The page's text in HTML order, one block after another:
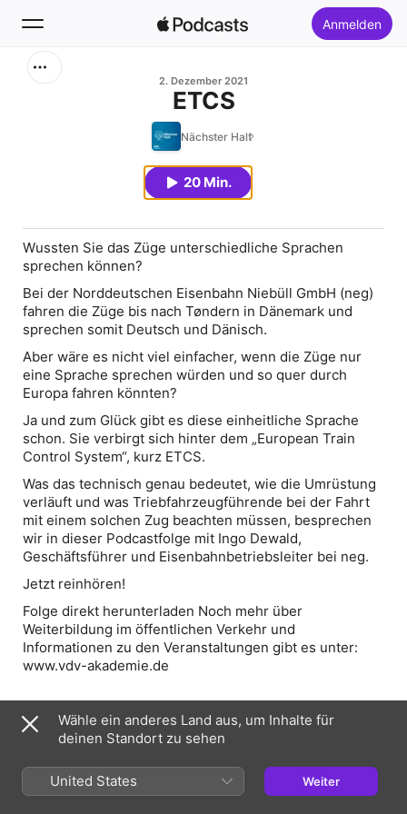
Anmelden
2. Dezember 2021
ETCS
Nächster Halt
20 Min.
Wussten Sie das Züge unterschiedliche Sprachen
sprechen können?
Bei der Norddeutschen Eisenbahn Niebüll GmbH (neg)
fahren die Züge bis nach Tøndern in Dänemark und
sprechen somit Deutsch und Dänisch.
Aber wäre es nicht viel einfacher, wenn die Züge nur
eine Sprache sprechen würden und so quer durch
Europa fahren könnten?
Ja und zum Glück gibt es diese einheitliche Sprache
schon. Sie verbirgt sich hinter dem „European Train
Control System“, kurz ETCS.
Was das technisch genau bedeutet, wie die Umrüstung
verläuft und was Triebfahrzeugführende bei der Fahrt
mit einem solchen Zug beachten müssen, besprechen
wir in dieser Podcastfolge mit Ingo Dewald,
Geschäftsführer und Eisenbahnbetriebsleiter bei neg.
Jetzt reinhören!
Folge direkt herunterladen Noch mehr über
Weiterbildung im öffentlichen Verkehr und
Informationen zu den Veranstaltungen gibt es unter:
www.vdv-akademie.de
Webseite der Episode
Informationen
Wähle ein anderes Land aus, um Inhalte für
deinen Standort zu sehen
United States Weiter